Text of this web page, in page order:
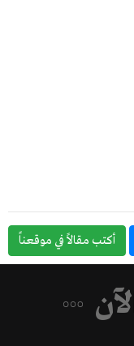
أكتب مقالاً في موقعناً